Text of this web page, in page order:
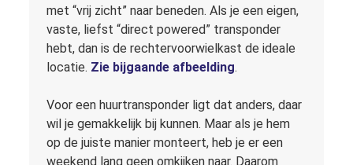
met “vrij zicht” naar beneden. Als je een eigen,
vaste, liefst “direct powered” transponder
hebt, dan is de rechtervoorwielkast de ideale
locatie. Zie bijgaande afbeelding.
Voor een huurtransponder ligt dat anders, daar
wil je gemakkelijk bij kunnen. Maar als je hem
op de juiste manier monteert, heb je er een
weekend lang geen omkijken naar. Daarom